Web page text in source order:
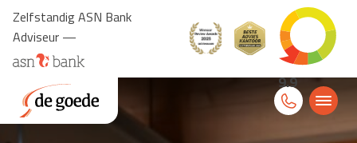
Zelfstandig ASN Bank
Adviseur —
9.9